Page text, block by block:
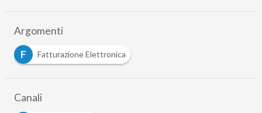
Argomenti
F
Fatturazione Elettronica
Canali